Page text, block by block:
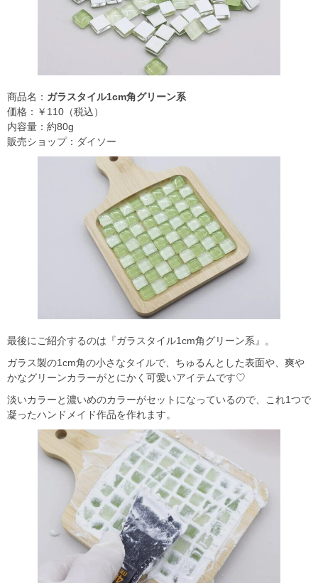
商品名： ガラスタイル1cm角グリーン系
価格：￥110（税込）
内容量：約80g
販売ショップ：ダイソー
最後にご紹介するのは『ガラスタイル1cm角グリーン系』。
ガラス製の1cm角の小さなタイルで、ちゅるんとした表面や、爽や
かなグリーンカラーがとにかく可愛いアイテムです♡
淡いカラーと濃いめのカラーがセットになっているので、これ1つで
凝ったハンドメイド作品を作れます。